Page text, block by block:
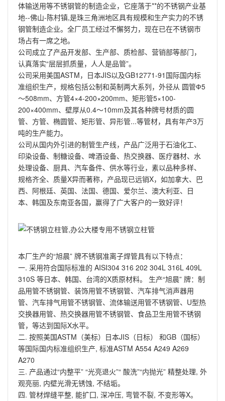
体输送用等不锈钢管的制造企业，它座落于**的不锈钢产业基
地--佛山-陈村镇,是珠三角洲地区具有规模和生产实力的不锈
钢管制造企业。全厂员工经过不懈努力，现在已在不锈钢市
场占有一席之地。
公司成立了产品开发部、生产部、质检部、营销部等部门，
认真落实“层层抓质量，人人是品管”。
公司采用美国ASTM，日本JIS以及GB12771-91国际国内标
准组织生产，规格包括公制和英制两大系列，外径从 圆管Ф5
～508mm、方管4×4-200×200mm、矩形管5×100-
200×400mm、壁厚从0.4～10mm及其各种牌号材质的圆
管、方管、椭圆管、矩形管、异形管...等管材，具有年产3万
吨的生产能力。
公司从国内外引进的制管生产线，产品广泛用于石油化工、
印染设备、制糖设备、啤酒设备、热交换器、医疗器材、水
处理设备、厨具、汽车备件、供水等行业，素以品种多样、
规格齐全、质量X异而著称，产品现已远销X，如加拿大、巴
西、阿根廷、英国、法国、德国、爱尔兰、澳大利亚、日
本、韩国及东南亚各国，赢得了广大客户的一致好评！
本厂生产的“旭晨” 牌不锈钢准离子焊管具有以下特点：
一. 采用符合国际标准的 AISI304 316 202 304L 316L 409L
310S 等日本、韩国、台湾的X质原材料。 生产“旭晨” 牌：制
品用管不锈钢管、装饰用管不锈钢管、汽车排气消声器用
管、汽车排气用管不锈钢管、流体输送用管不锈钢管、U型热
交换器用管、热交换器用管不锈钢管、食品卫生用管不锈钢
管，等达到国际X水平。
二. 按照美国ASTM（美标）日本JIS（日标） 和GB（国标）
等国际国内标准组织生产, 标准ASTM A554 A249 A269
A270
三. 产品通过“内整平” “光亮退火”“ 酸洗”“内抛光” 精整处理, 外
观亮丽, 内壁光滑无锈蚀, 不结垢。
四. 管材焊缝平整, 能扩囗, 深冲压, 弯管不裂, 不变形等X。